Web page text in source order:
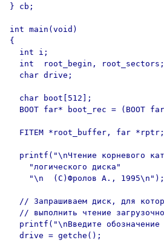
} cb;
int main(void)
{
  int i;
  int  root_begin, root_sectors;
  char drive;
  char boot[512];
BOOT far* boot_rec = (BOOT
  FITEM *root_buffer, far *rptr;
printf("\nЧтение корневого
    "логического диска"
    "\n  (C)Фролов А., 1995\n");
// Запрашиваем диск, для
// выполнить чтение
printf("\nВведите обозначение
  drive = getche();